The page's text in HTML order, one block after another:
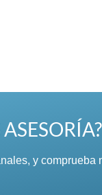
y comprueba